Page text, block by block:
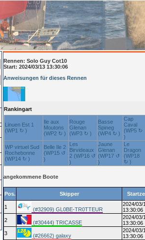
Rennen: Solo Guy Cot10
Start: 2024/03/13 13:30:06
Anweisungen für dieses Rennen
Rankingart
Linuen Est 1
(WP1 ↻ )
Ile aux
Moutons
(WP2 ↻ )
Rouge
Glenan
(WP3 ↻ )
Basse
Spineg
(WP4 ↻ )
Cap
Caval
(WP5 ↻
)
WP virtuel Sud
Rochebonne
(WP14 ↻ )
Belle Ile 2
(WP15 ↺
)
Les
Birvideaux
2 (WP16 ↺
)
Jaune
Glenan
(WP17 ↺
)
Le
Dragon
(WP18
↻ )
angekommene Boote
Pos. Skipper
1 (#32909) GL0BE-TR0TTEUR
2024/03/
13:30:06
2
(#30444) TRICASSE
2024/03/
13:30:06
3
(#26662) galaxy
2024/03/
13:30:06